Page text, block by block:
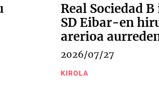
Real Sociedad
SD Eibar-en
arerioa
2026/07/27
KIROLA